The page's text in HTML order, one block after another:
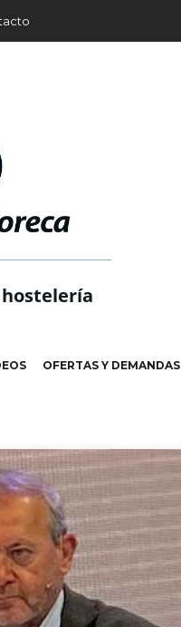
OFERTAS Y DEMANDAS